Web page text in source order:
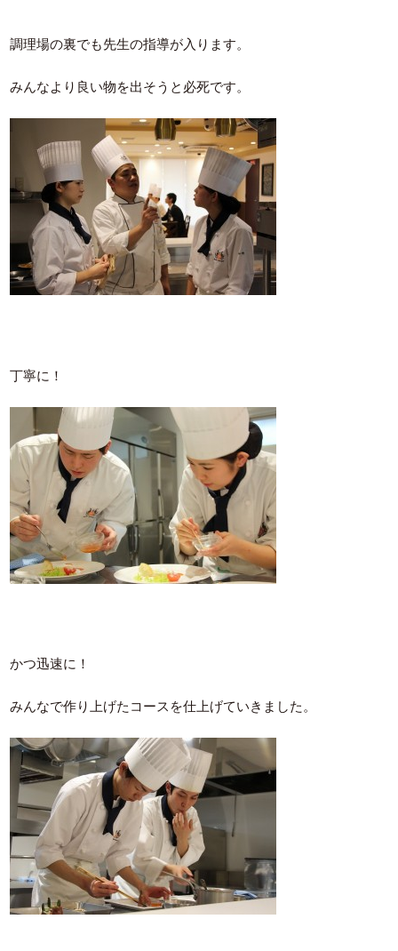
調理場の裏でも先生の指導が入ります。
みんなより良い物を出そうと必死です。
丁寧に！
かつ迅速に！
みんなで作り上げたコースを仕上げていきました。